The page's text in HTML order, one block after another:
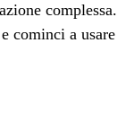
complessa.
cominci a usare